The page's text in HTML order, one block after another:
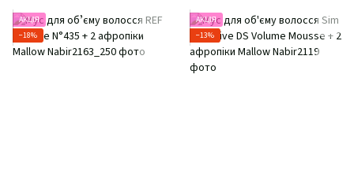
АКЦІЯ
−18%
АКЦІЯ
−13%